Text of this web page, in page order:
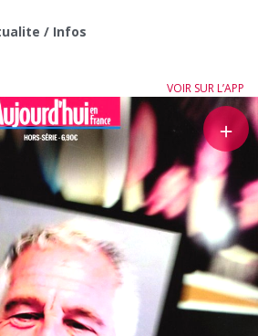
/ Infos
VOIR SUR L’APP
＋